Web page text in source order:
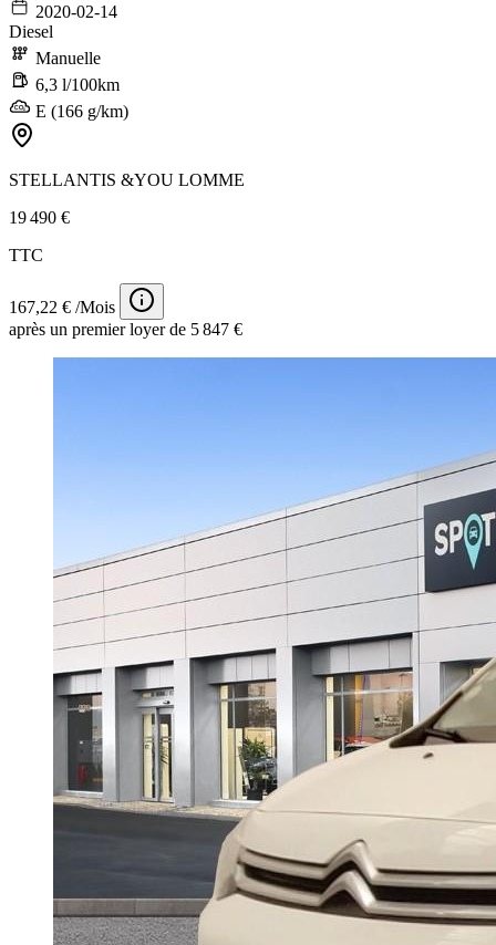
2020-02-14
Diesel
Manuelle
6,3 l/100km
E (166 g/km)
STELLANTIS &YOU LOMME
19 490 €
TTC
167,22 € /Mois
après un premier loyer de 5 847 €